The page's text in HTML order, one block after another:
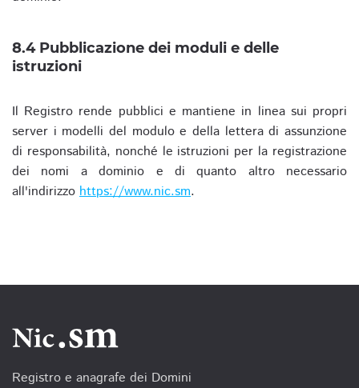
8.4 Pubblicazione dei moduli e delle
istruzioni
Il Registro rende pubblici e mantiene in linea sui propri
server i modelli del modulo e della lettera di assunzione
di responsabilità, nonché le istruzioni per la registrazione
dei nomi a dominio e di quanto altro necessario
all'indirizzo https://www.nic.sm.
Registro e anagrafe dei Domini